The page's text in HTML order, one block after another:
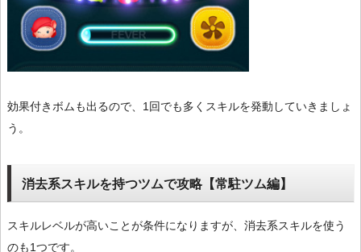
効果付きボムも出るので、1回でも多くスキルを発動していきましょ
う。
消去系スキルを持つツムで攻略【常駐ツム編】
スキルレベルが高いことが条件になりますが、消去系スキルを使う
のも1つです。